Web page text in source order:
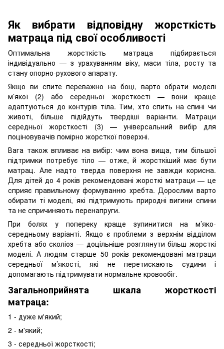
Як вибрати відповідну жорсткість
матраца під свої особливості
Оптимальна жорсткість матраца підбирається
індивідуально — з урахуванням віку, маси тіла, росту та
стану опорно-рухового апарату.
Якщо ви спите переважно на боці, варто обрати моделі
м’якої (2) або середньої жорсткості — вони краще
адаптуються до контурів тіла. Тим, хто спить на спині чи
животі, більше підійдуть твердіші варіанти. Матраци
середньої жорсткості (3) — універсальний вибір для
поціновувачів помірно жорсткої поверхні.
Вага також впливає на вибір: чим вона вища, тим більшої
підтримки потребує тіло — отже, й жорсткіший має бути
матрац. Але надто тверда поверхня не завжди корисна.
Для дітей до 4 років рекомендовані жорсткі матраци — це
сприяє правильному формуванню хребта. Дорослим варто
обирати ті моделі, які підтримують природні вигини спини
та не спричиняють перенапруги.
При болях у попереку краще зупинитися на м’яко-
середньому варіанті. Якщо є проблеми з верхнім відділом
хребта або сколіоз — доцільніше розглянути більш жорсткі
моделі. А людям старше 50 років рекомендовані матраци
середньої м’якості, які не перетискають судини і
допомагають підтримувати нормальне кровообіг.
Загальноприйнята шкала жорсткості
матраца:
1 - дуже м'який;
2 - м'який;
3 - середньої жорсткості;